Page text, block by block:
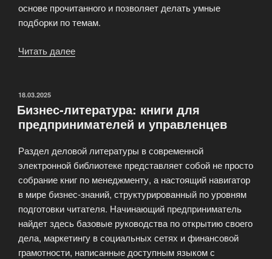
основе прочитанного и позволяет делать умные
подборки по темам.
Читать далее
ОПУБЛИКОВАНО
18.03.2025
Бизнес-литература: книги для
предпринимателей и управленцев
Раздел деловой литературы в современной
электронной библиотеке представляет собой не просто
собрание книг по менеджменту, а настоящий навигатор
в мире бизнес-знаний, структурированный по уровням
подготовки читателя. Начинающий предприниматель
найдет здесь базовые руководства по открытию своего
дела, маркетингу в социальных сетях и финансовой
грамотности, написанные доступным языком с